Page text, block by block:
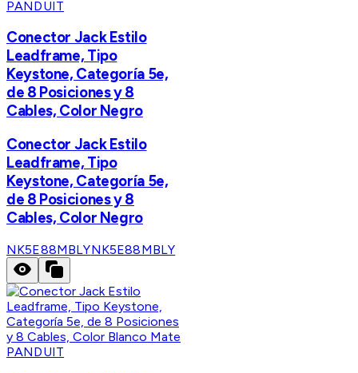
PANDUIT
Conector Jack Estilo
Leadframe, Tipo
Keystone, Categoría 5e,
de 8 Posiciones y 8
Cables, Color Negro
Conector Jack Estilo
Leadframe, Tipo
Keystone, Categoría 5e,
de 8 Posiciones y 8
Cables, Color Negro
NK5E88MBLYNK5E88MBLY
PANDUIT